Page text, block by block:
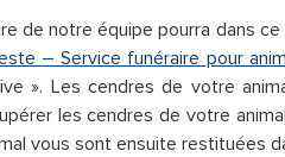
de notre équipe pourra dans
– Service funéraire pour
». Les cendres de votre
les cendres de votre
vous sont ensuite restituées